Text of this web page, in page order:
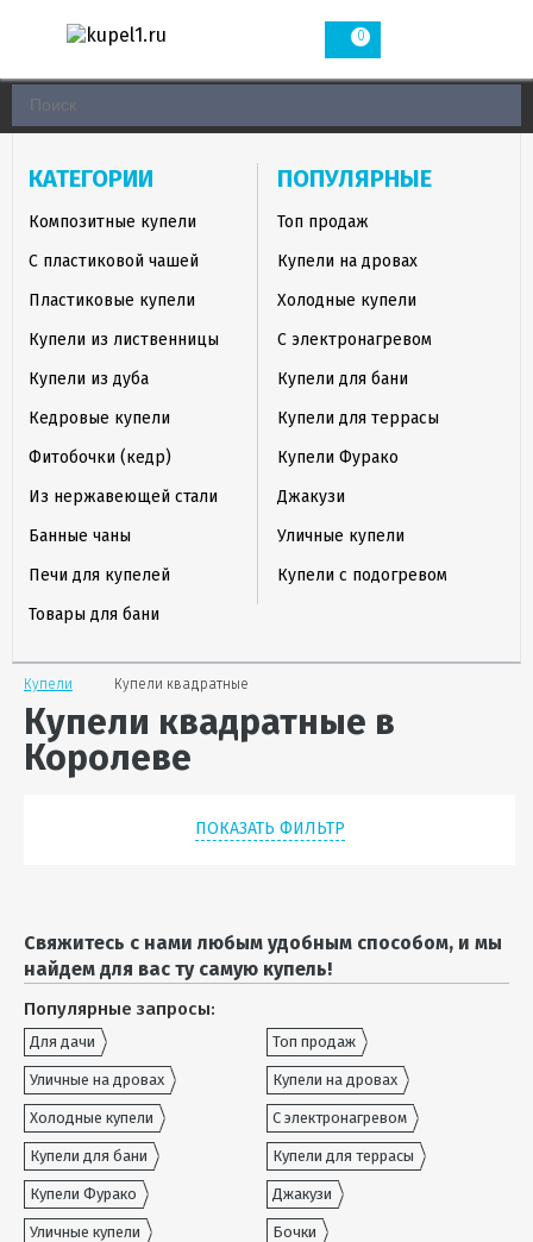
0
КАТЕГОРИИ
Композитные купели
С пластиковой чашей
Пластиковые купели
Купели из лиственницы
Купели из дуба
Кедровые купели
Фитобочки (кедр)
Из нержавеющей стали
Банные чаны
Печи для купелей
Товары для бани
ПОПУЛЯРНЫЕ
Топ продаж
Купели на дровах
Холодные купели
С электронагревом
Купели для бани
Купели для террасы
Купели Фурако
Джакузи
Уличные купели
Купели с подогревом
Купели Купели квадратные
Купели квадратные в
Королеве
ПОКАЗАТЬ ФИЛЬТР
Свяжитесь с нами любым удобным способом, и мы
найдем для вас ту самую купель!
Популярные запросы:
Для дачи Топ продаж
Уличные на дровах Купели на дровах
Холодные купели С электронагревом
Купели для бани Купели для террасы
Купели Фурако Джакузи
Уличные купели Бочки